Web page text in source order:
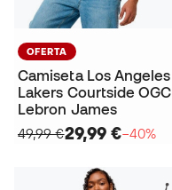
OFERTA
Camiseta Los Angeles
Lakers Courtside OGC
Lebron James
49,99 €29,99 €−40%